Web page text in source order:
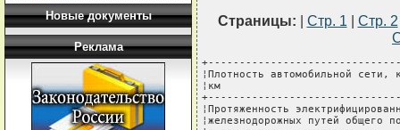
Новые документы
Реклама
Страницы: | Стр. 1 | Стр. 2
¦Плотность автомобильной
¦км
¦Протяженность
¦железнодорожных путей